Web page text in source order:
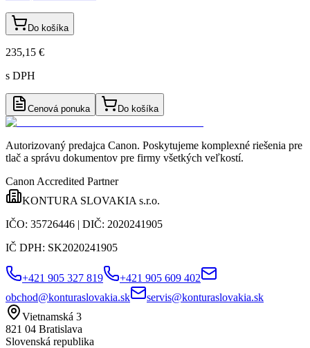
Do košíka
235,15 €
s DPH
Cenová ponuka Do košíka
Autorizovaný predajca Canon. Poskytujeme komplexné riešenia pre
tlač a správu dokumentov pre firmy všetkých veľkostí.
Canon Accredited Partner
KONTURA SLOVAKIA s.r.o.
IČO: 35726446 | DIČ: 2020241905
IČ DPH: SK2020241905
+421 905 327 819
+421 905 609 402
obchod@konturaslovakia.sk
servis@konturaslovakia.sk
Vietnamská 3
821 04 Bratislava
Slovenská republika